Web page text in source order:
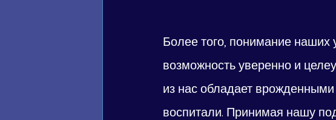
Более того, понимание наших
возможность уверенно и
из нас обладает
воспитали. Принимая нашу